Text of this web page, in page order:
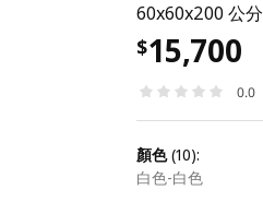
60x60x200 公分
$15,700
0.0
顏色(10):
白色-白色